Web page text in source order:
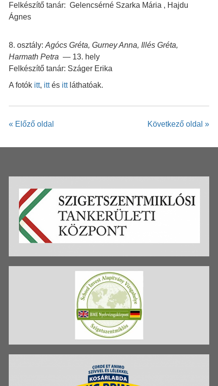
Felkészítő tanár: Gelencsérné Szarka Mária , Hajdu
Ágnes
8. osztály: Agócs Gréta, Gurney Anna, Illés Gréta,
Harmath Petra — 13. hely
Felkészítő tanár: Száger Erika
A fotók itt, ittés ittláthatóak.
Következő oldal »
« Előző oldal